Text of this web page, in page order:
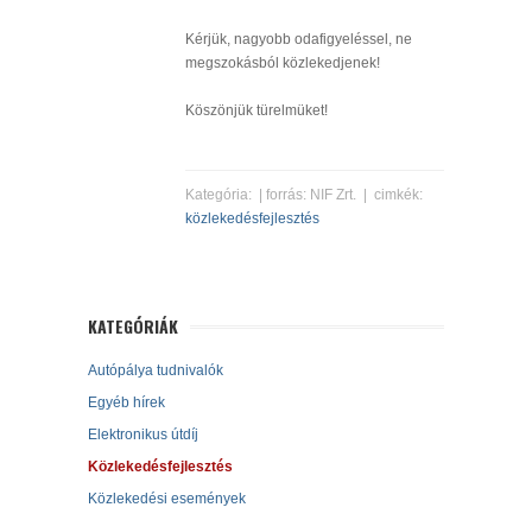
Kérjük, nagyobb odafigyeléssel, ne
megszokásból közlekedjenek!
Köszönjük türelmüket!
Kategória:
| forrás: NIF Zrt. | cimkék:
közlekedésfejlesztés
KATEGÓRIÁK
Autópálya tudnivalók
Egyéb hírek
Elektronikus útdíj
Közlekedésfejlesztés
Közlekedési események